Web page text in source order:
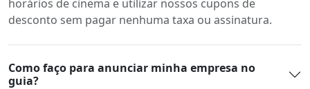
horários de cinema e utilizar nossos cupons de
desconto sem pagar nenhuma taxa ou assinatura.
Como faço para anunciar minha empresa no
guia?